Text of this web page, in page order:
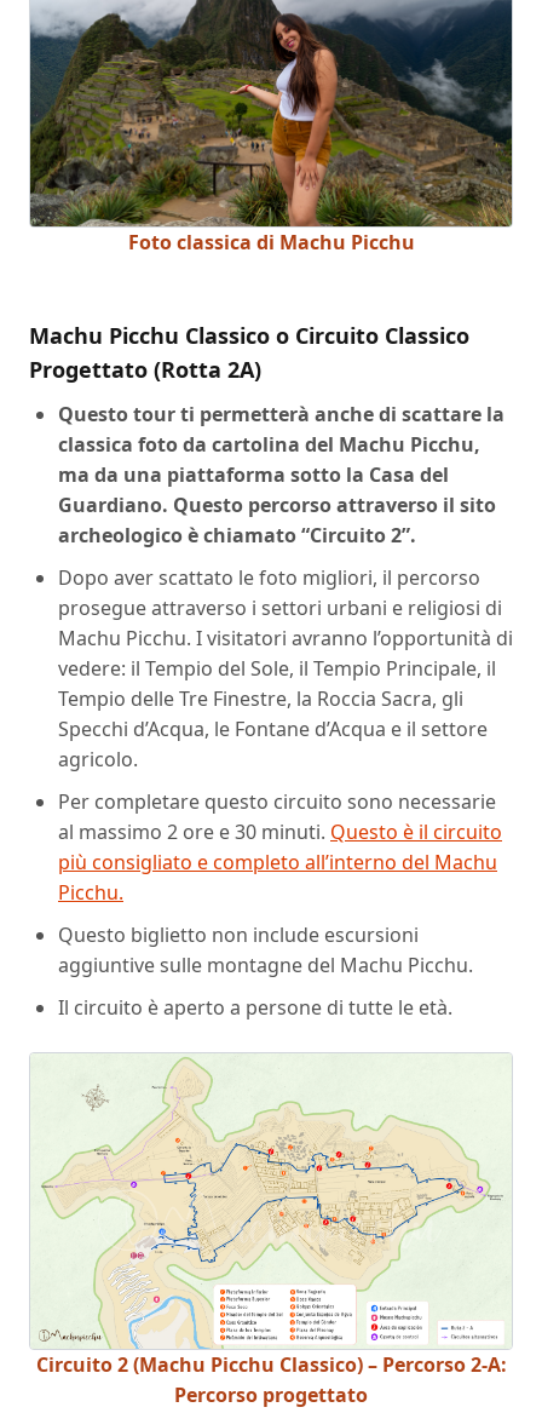
Foto classica di Machu Picchu
Machu Picchu Classico o Circuito Classico
Progettato (Rotta 2A)
Questo tour ti permetterà anche di scattare la
classica foto da cartolina del Machu Picchu,
ma da una piattaforma sotto la Casa del
Guardiano. Questo percorso attraverso il sito
archeologico è chiamato “Circuito 2”.
Dopo aver scattato le foto migliori, il percorso
prosegue attraverso i settori urbani e religiosi di
Machu Picchu. I visitatori avranno l’opportunità di
vedere: il Tempio del Sole, il Tempio Principale, il
Tempio delle Tre Finestre, la Roccia Sacra, gli
Specchi d’Acqua, le Fontane d’Acqua e il settore
agricolo.
Per completare questo circuito sono necessarie
al massimo 2 ore e 30 minuti. Questo è il circuito
più consigliato e completo all’interno del Machu
Picchu.
Questo biglietto non include escursioni
aggiuntive sulle montagne del Machu Picchu.
Il circuito è aperto a persone di tutte le età.
Circuito 2 (Machu Picchu Classico) – Percorso 2-A:
Percorso progettato